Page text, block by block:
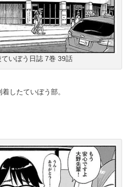
ていぼう日誌 7巻 39話
したていぼう部。